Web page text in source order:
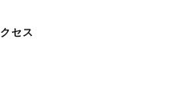
セス